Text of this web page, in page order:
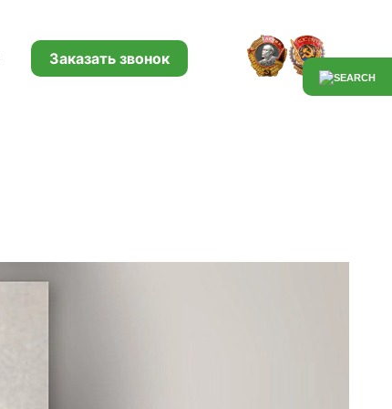
Заказать звонок